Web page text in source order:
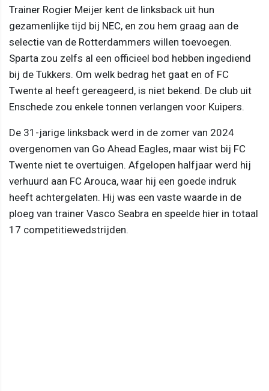
Trainer Rogier Meijer kent de linksback uit hun
gezamenlijke tijd bij NEC, en zou hem graag aan de
selectie van de Rotterdammers willen toevoegen.
Sparta zou zelfs al een officieel bod hebben ingediend
bij de Tukkers. Om welk bedrag het gaat en of FC
Twente al heeft gereageerd, is niet bekend. De club uit
Enschede zou enkele tonnen verlangen voor Kuipers.
De 31-jarige linksback werd in de zomer van 2024
overgenomen van Go Ahead Eagles, maar wist bij FC
Twente niet te overtuigen. Afgelopen halfjaar werd hij
verhuurd aan FC Arouca, waar hij een goede indruk
heeft achtergelaten. Hij was een vaste waarde in de
ploeg van trainer Vasco Seabra en speelde hier in totaal
17 competitiewedstrijden.